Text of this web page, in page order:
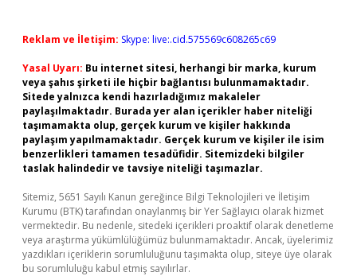
Reklam ve İletişim: Skype: live:.cid.575569c608265c69
Yasal Uyarı: Bu internet sitesi, herhangi bir marka, kurum
veya şahıs şirketi ile hiçbir bağlantısı bulunmamaktadır.
Sitede yalnızca kendi hazırladığımız makaleler
paylaşılmaktadır. Burada yer alan içerikler haber niteliği
taşımamakta olup, gerçek kurum ve kişiler hakkında
paylaşım yapılmamaktadır. Gerçek kurum ve kişiler ile isim
benzerlikleri tamamen tesadüfidir. Sitemizdeki bilgiler
taslak halindedir ve tavsiye niteliği taşımazlar.
Sitemiz, 5651 Sayılı Kanun gereğince Bilgi Teknolojileri ve İletişim
Kurumu (BTK) tarafından onaylanmış bir Yer Sağlayıcı olarak hizmet
vermektedir. Bu nedenle, sitedeki içerikleri proaktif olarak denetleme
veya araştırma yükümlülüğümüz bulunmamaktadır. Ancak, üyelerimiz
yazdıkları içeriklerin sorumluluğunu taşımakta olup, siteye üye olarak
bu sorumluluğu kabul etmiş sayılırlar.